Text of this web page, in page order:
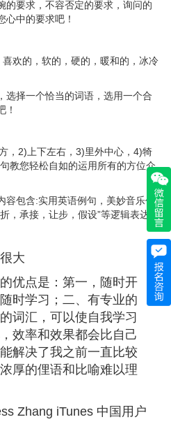
的要求，不容否定的要求，询问的
中的要求吧！
欢的，软的，硬的，暖和的，冰冷
选择一个恰当的词语，选用一个合
！
，2)上下左右，3)里外中心，4)犄
教您轻松自如的运用所有的方位介
容包含:实用英语例句，美妙音乐作
，承接，让步，假设”等逻辑表达于
大
优点是：第一，随时开
时学习；二、有专业的
词汇，可以使自我学习
效率和效果都会比自己
解决了我之前一直比较
厚的俚语和比喻难以理
Zhang iTunes 中国用户